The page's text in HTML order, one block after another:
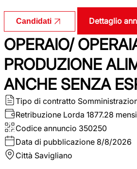
Candidati Dettaglio
OPERAIO/
PRODUZIONE
ANCHE SENZA
Tipo di contratto
Retribuzione Lorda 1877.28
Codice annuncio 350250
Data di pubblicazione 8/8/2026
Città Savigliano